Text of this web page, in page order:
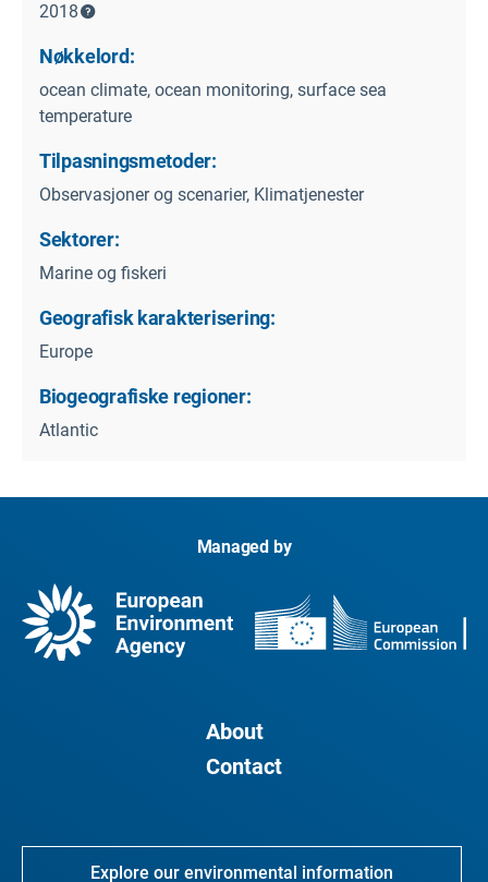
2018
Nøkkelord:
ocean climate, ocean monitoring, surface sea
temperature
Tilpasningsmetoder:
Observasjoner og scenarier, Klimatjenester
Sektorer:
Marine og fiskeri
Geografisk karakterisering:
Europe
Biogeografiske regioner:
Atlantic
Managed by
About
Contact
Explore our environmental information